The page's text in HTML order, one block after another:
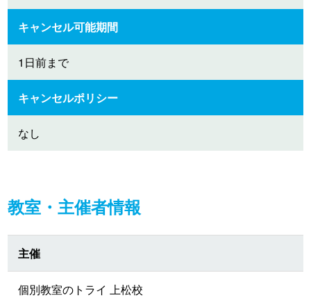
キャンセル可能期間
1日前まで
キャンセルポリシー
なし
教室・主催者情報
主催
個別教室のトライ 上松校